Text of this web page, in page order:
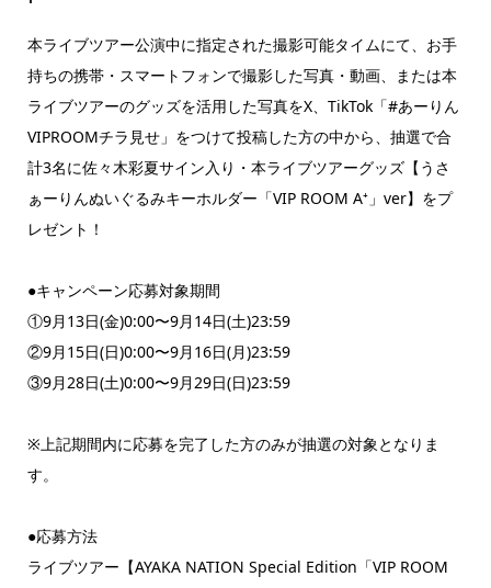
本ライブツアー公演中に指定された撮影可能タイムにて、お手
持ちの携帯・スマートフォンで撮影した写真・動画、または本
ライブツアーのグッズを活用した写真をX、TikTok「#あーりん
VIPROOMチラ見せ」をつけて投稿した方の中から、抽選で合
計3名に佐々木彩夏サイン入り・本ライブツアーグッズ【うさ
ぁーりんぬいぐるみキーホルダー「VIP ROOM A⁺」ver】をプ
レゼント！
●キャンペーン応募対象期間
①9月13日(金)0:00〜9月14日(土)23:59
②9月15日(日)0:00〜9月16日(月)23:59
③9月28日(土)0:00〜9月29日(日)23:59
※上記期間内に応募を完了した方のみが抽選の対象となりま
す。
●応募方法
ライブツアー【AYAKA NATION Special Edition「VIP ROOM